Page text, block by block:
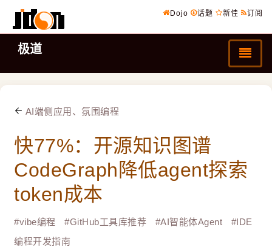
Dojo 话题 新佳 订阅
极道
AI端侧应用、氛围编程
快77%：开源知识图谱
CodeGraph降低agent探索
token成本
#vibe编程 #GitHub工具库推荐 #AI智能体Agent #IDE
编程开发指南